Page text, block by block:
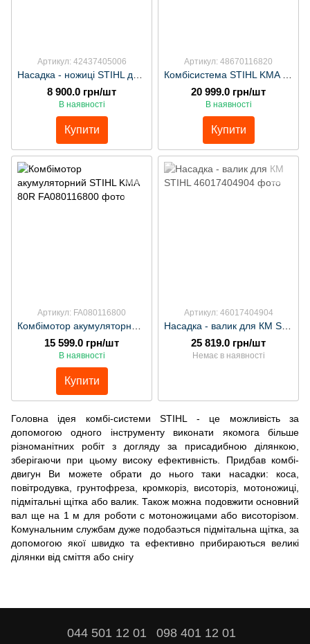
Артикул: 42437405006
8 900.0 грн/шт
В наявності
Купити
Артикул: 48670116820
20 999.0 грн/шт
В наявності
Купити
Артикул: FA080116800
15 599.0 грн/шт
В наявності
Купити
Артикул: 46017404904
25 819.0 грн/шт
Немає в наявності
Головна ідея комбі-системи STIHL - це можливість за
допомогою одного інструменту виконати якомога більше
різноманітних робіт з догляду за присадибною ділянкою,
зберігаючи при цьому високу ефективність. Придбав комбі-
двигун Ви можете обрати до нього таки насадки: коса,
повітродувка, грунтофреза, кромкоріз, висоторіз, мотоножиці,
підмітальні щітка або валик. Також можна подовжити основний
вал ще на 1 м для роботи с мотоножицами або висоторізом.
Комунальним службам дуже подобаэться підмітальна щітка, за
допомогою якої швидко та ефективно прибираються великі
ділянки від сміття або снігу
044 501 12 01 098 401 12 01